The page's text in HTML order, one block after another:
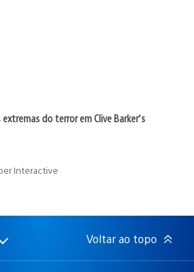
do terror em Clive Barker’s
Interactive
Voltar ao topo